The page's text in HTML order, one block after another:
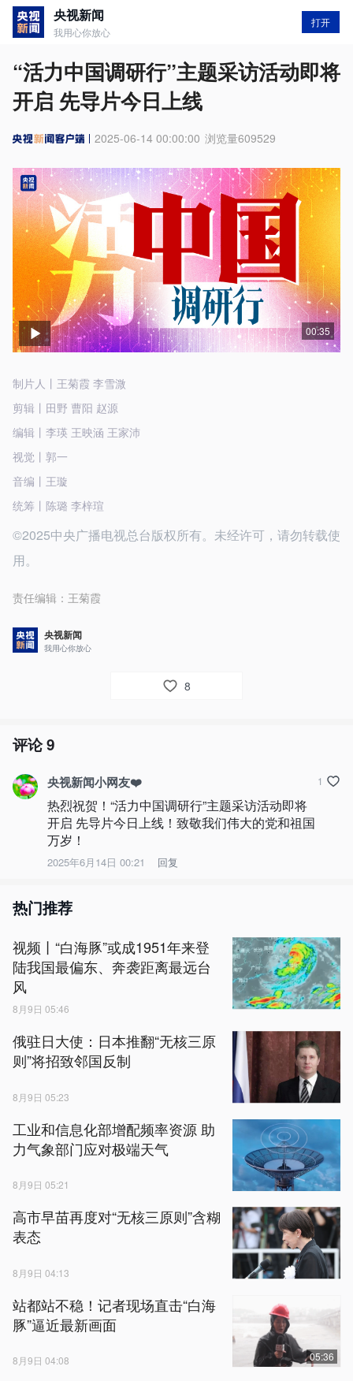
央视新闻
我用心你放心
打开
“活力中国调研行”主题采访活动即将
开启 先导片今日上线
2025-06-14 00:00:00 浏览量609529
00:35
制片人丨王菊霞 李雪溦
剪辑丨田野 曹阳 赵源
编辑丨李瑛 王映涵 王家沛
视觉丨郭一
音编丨王璇
统筹丨陈璐 李梓瑄
©2025中央广播电视总台版权所有。未经许可，请勿转载使
用。
责任编辑： 王菊霞
央视新闻
我用心你放心
8
评论9
央视新闻小网友❤️
热烈祝贺！“活力中国调研行”主题采访活动即将
开启 先导片今日上线！致敬我们伟大的党和祖国
万岁！
2025年6月14日 00:21 回复
1
热门推荐
视频丨“白海豚”或成1951年来登
陆我国最偏东、奔袭距离最远台
风
8月9日 05:46
俄驻日大使：日本推翻“无核三原
则”将招致邻国反制
8月9日 05:23
工业和信息化部增配频率资源 助
力气象部门应对极端天气
8月9日 05:21
高市早苗再度对“无核三原则”含糊
表态
8月9日 04:13
站都站不稳！记者现场直击“白海
豚”逼近最新画面
8月9日 04:08 05:36